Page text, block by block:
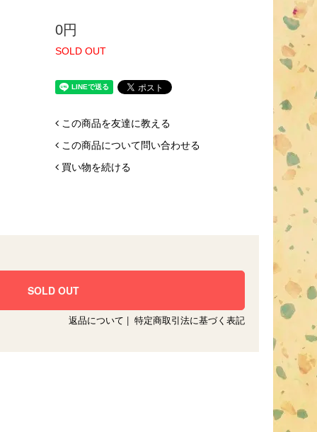
0円
SOLD OUT
この商品を友達に教える
この商品について問い合わせる
買い物を続ける
返品について 特定商取引法に基づく表記